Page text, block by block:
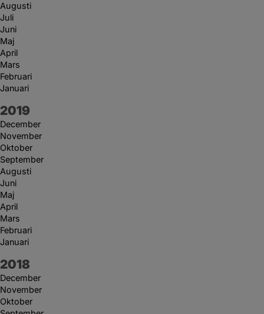
Augusti
Juli
Juni
Maj
April
Mars
Februari
Januari
År:
2019
December
November
Oktober
September
Augusti
Juni
Maj
April
Mars
Februari
Januari
År:
2018
December
November
Oktober